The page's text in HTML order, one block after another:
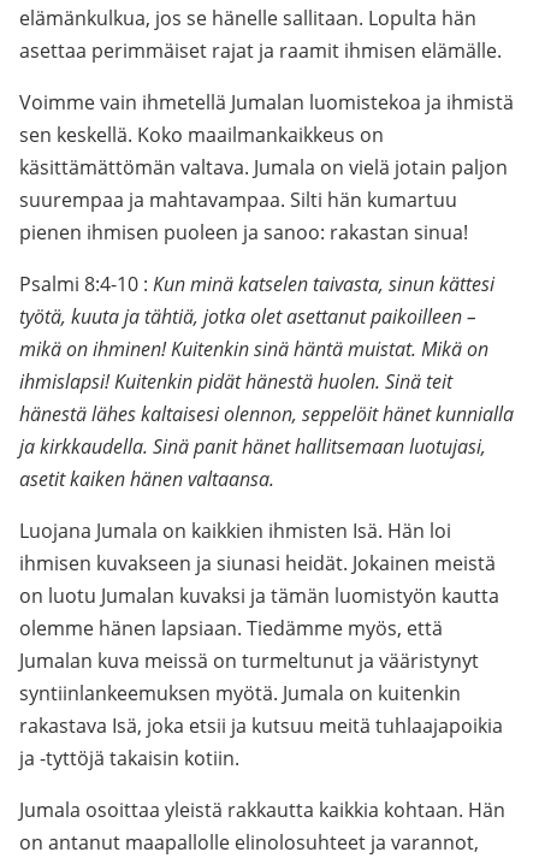
elämänkulkua, jos se hänelle sallitaan. Lopulta hän
asettaa perimmäiset rajat ja raamit ihmisen elämälle.
Voimme vain ihmetellä Jumalan luomistekoa ja ihmistä
sen keskellä. Koko maailmankaikkeus on
käsittämättömän valtava. Jumala on vielä jotain paljon
suurempaa ja mahtavampaa. Silti hän kumartuu
pienen ihmisen puoleen ja sanoo: rakastan sinua!
Psalmi 8:4-10 : Kun minä katselen taivasta, sinun kättesi
työtä, kuuta ja tähtiä, jotka olet asettanut paikoilleen –
mikä on ihminen! Kuitenkin sinä häntä muistat. Mikä on
ihmislapsi! Kuitenkin pidät hänestä huolen. Sinä teit
hänestä lähes kaltaisesi olennon, seppelöit hänet kunnialla
ja kirkkaudella. Sinä panit hänet hallitsemaan luotujasi,
asetit kaiken hänen valtaansa.
Luojana Jumala on kaikkien ihmisten Isä. Hän loi
ihmisen kuvakseen ja siunasi heidät. Jokainen meistä
on luotu Jumalan kuvaksi ja tämän luomistyön kautta
olemme hänen lapsiaan. Tiedämme myös, että
Jumalan kuva meissä on turmeltunut ja vääristynyt
syntiinlankeemuksen myötä. Jumala on kuitenkin
rakastava Isä, joka etsii ja kutsuu meitä tuhlaajapoikia
ja -tyttöjä takaisin kotiin.
Jumala osoittaa yleistä rakkautta kaikkia kohtaan. Hän
on antanut maapallolle elinolosuhteet ja varannot,